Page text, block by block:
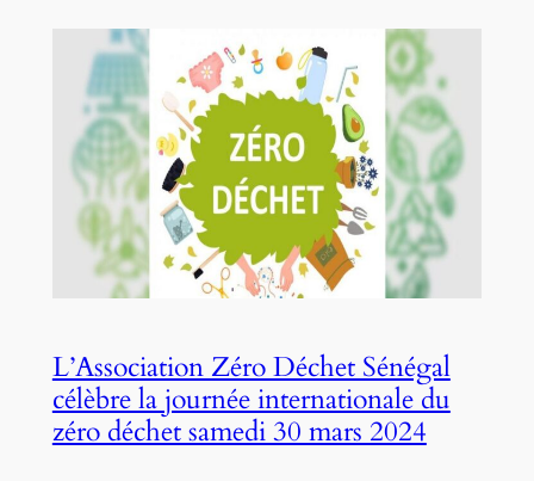
L’Association Zéro Déchet Sénégal
célèbre la journée internationale du
zéro déchet samedi 30 mars 2024